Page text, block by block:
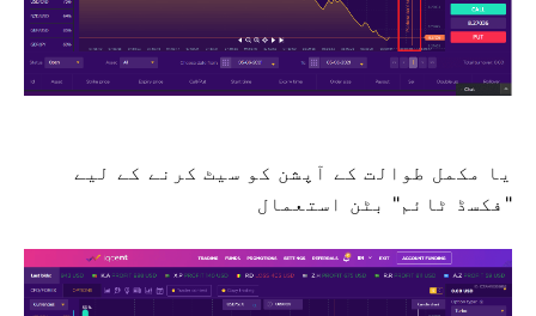
یا مکمل طوالت کے آپشن کو سیٹ کرنے کے لیے
"فکسڈ ٹائم" بٹن استعمال